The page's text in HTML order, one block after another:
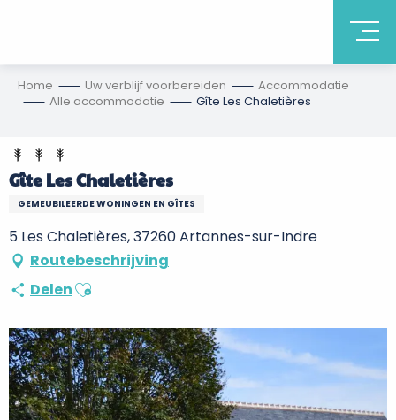
Home Uw verblijf voorbereiden
Accommodatie
Alle accommodatie
Gîte Les Chaletières
Gîte Les Chaletières
GEMEUBILEERDE WONINGEN EN GÎTES
5 Les Chaletières, 37260 Artannes-sur-Indre
Routebeschrijving
DelenAjouter aux favoris